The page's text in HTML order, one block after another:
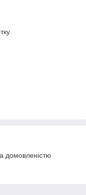
домовленістю